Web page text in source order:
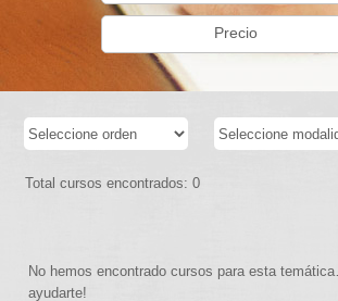
Precio
Total cursos encontrados: 0
No hemos encontrado cursos para esta
ayudarte!